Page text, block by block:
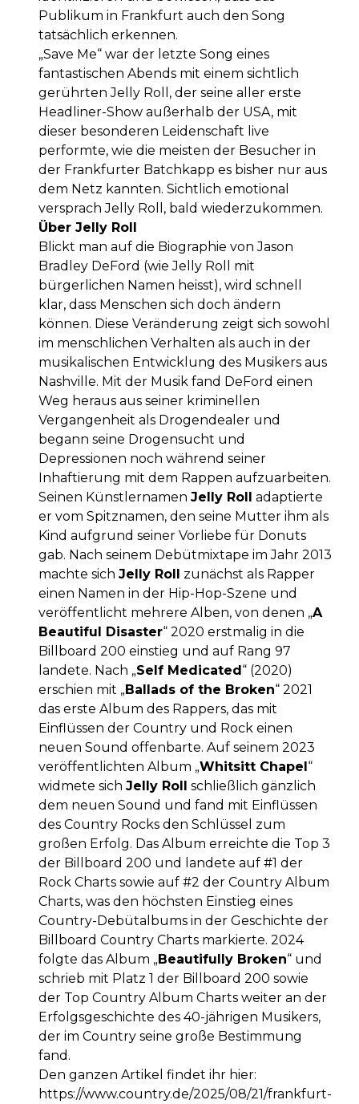
Publikum in Frankfurt auch den Song
tatsächlich erkennen.
„Save Me“ war der letzte Song eines
fantastischen Abends mit einem sichtlich
gerührten Jelly Roll, der seine aller erste
Headliner-Show außerhalb der USA, mit
dieser besonderen Leidenschaft live
performte, wie die meisten der Besucher in
der Frankfurter Batchkapp es bisher nur aus
dem Netz kannten. Sichtlich emotional
versprach Jelly Roll, bald wiederzukommen.
Über Jelly Roll
Blickt man auf die Biographie von Jason
Bradley DeFord (wie Jelly Roll mit
bürgerlichen Namen heisst), wird schnell
klar, dass Menschen sich doch ändern
können. Diese Veränderung zeigt sich sowohl
im menschlichen Verhalten als auch in der
musikalischen Entwicklung des Musikers aus
Nashville. Mit der Musik fand DeFord einen
Weg heraus aus seiner kriminellen
Vergangenheit als Drogendealer und
begann seine Drogensucht und
Depressionen noch während seiner
Inhaftierung mit dem Rappen aufzuarbeiten.
Seinen Künstlernamen Jelly Roll adaptierte
er vom Spitznamen, den seine Mutter ihm als
Kind aufgrund seiner Vorliebe für Donuts
gab. Nach seinem Debütmixtape im Jahr 2013
machte sich Jelly Roll zunächst als Rapper
einen Namen in der Hip-Hop-Szene und
veröffentlicht mehrere Alben, von denen „A
Beautiful Disaster“ 2020 erstmalig in die
Billboard 200 einstieg und auf Rang 97
landete. Nach „Self Medicated“ (2020)
erschien mit „Ballads of the Broken“ 2021
das erste Album des Rappers, das mit
Einflüssen der Country und Rock einen
neuen Sound offenbarte. Auf seinem 2023
veröffentlichten Album „Whitsitt Chapel“
widmete sich Jelly Roll schließlich gänzlich
dem neuen Sound und fand mit Einflüssen
des Country Rocks den Schlüssel zum
großen Erfolg. Das Album erreichte die Top 3
der Billboard 200 und landete auf #1 der
Rock Charts sowie auf #2 der Country Album
Charts, was den höchsten Einstieg eines
Country-Debütalbums in der Geschichte der
Billboard Country Charts markierte. 2024
folgte das Album „Beautifully Broken“ und
schrieb mit Platz 1 der Billboard 200 sowie
der Top Country Album Charts weiter an der
Erfolgsgeschichte des 40-jährigen Musikers,
der im Country seine große Bestimmung
fand.
Den ganzen Artikel findet ihr hier:
https://www.country.de/2025/08/21/frankfurt-